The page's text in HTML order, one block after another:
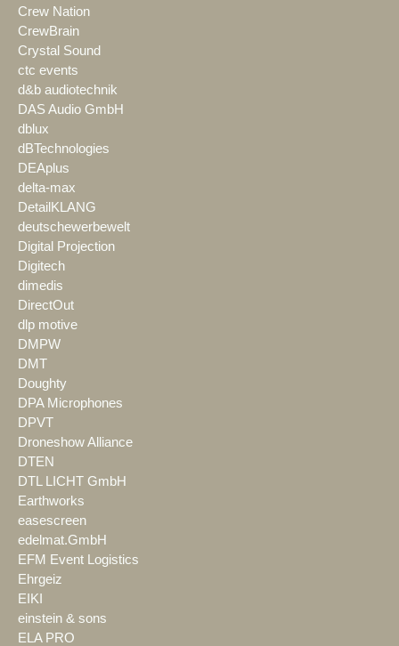
Crew Nation
CrewBrain
Crystal Sound
ctc events
d&b audiotechnik
DAS Audio GmbH
dblux
dBTechnologies
DEAplus
delta-max
DetailKLANG
deutschewerbewelt
Digital Projection
Digitech
dimedis
DirectOut
dlp motive
DMPW
DMT
Doughty
DPA Microphones
DPVT
Droneshow Alliance
DTEN
DTL LICHT GmbH
Earthworks
easescreen
edelmat.GmbH
EFM Event Logistics
Ehrgeiz
EIKI
einstein & sons
ELA PRO